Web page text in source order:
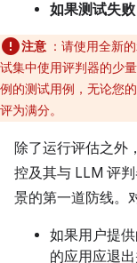
如果测试失败
注意 ：请使用全新
试集中使用评判器的少
例的测试用例，无论您
评为满分。
除了运行评估之外
控及其与 LLM 评判
景的第一道防线。
如果用户提
的应用应退